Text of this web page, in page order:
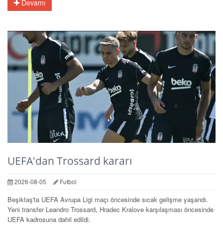
Devamı
UEFA'dan Trossard kararı
2026-08-05 Futbol
Beşiktaş'ta UEFA Avrupa Ligi maçı öncesinde sıcak gelişme yaşandı.
Yeni transfer Leandro Trossard, Hradec Kralove karşılaşması öncesinde
UEFA kadrosuna dahil edildi.